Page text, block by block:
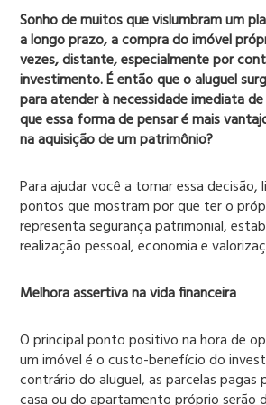
Sonho de muitos que vislumbram um
a longo prazo, a compra do imóvel
vezes, distante, especialmente por
investimento. É então que o aluguel
para atender à necessidade imediata
que essa forma de pensar é mais
na aquisição de um patrimônio?
Para ajudar você a tomar essa decisão,
pontos que mostram por que ter o
representa segurança patrimonial,
realização pessoal, economia e
Melhora assertiva na vida financeira
O principal ponto positivo na hora de
um imóvel é o custo-benefício do
contrário do aluguel, as parcelas pagas